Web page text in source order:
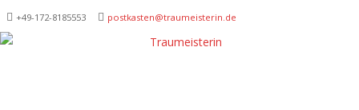
+49-172-­8185553 postkasten@traumeisterin.de